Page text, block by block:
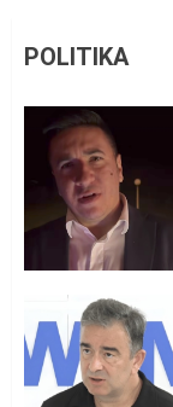
POLITIKA